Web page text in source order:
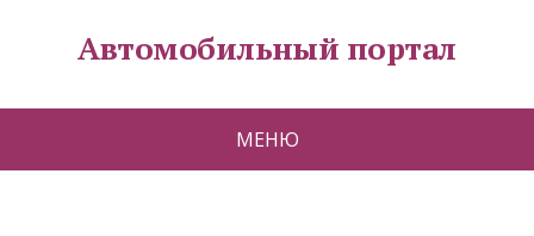
Автомобильный портал
МЕНЮ